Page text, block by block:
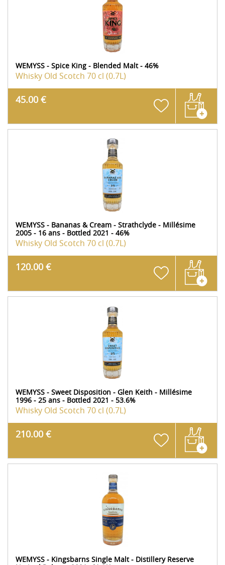
WEMYSS - Spice King - Blended Malt - 46%
Whisky Old Scotch 70 cl (0.7L)
45.00 €
WEMYSS - Bananas & Cream - Strathclyde - Millésime
2005 - 16 ans - Bottled 2021 - 46%
Whisky Old Scotch 70 cl (0.7L)
120.00 €
WEMYSS - Sweet Disposition - Glen Keith - Millésime
1996 - 25 ans - Bottled 2021 - 53.6%
Whisky Old Scotch 70 cl (0.7L)
210.00 €
WEMYSS - Kingsbarns Single Malt - Distillery Reserve